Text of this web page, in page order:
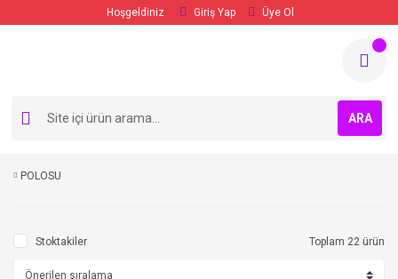
Hoşgeldiniz Giriş Yap Üye Ol
ARA
POLOSU
Stoktakiler Toplam 22 ürün